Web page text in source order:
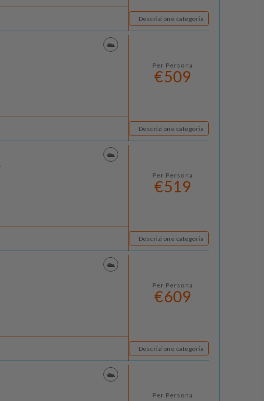
Descrizione categoria
Per Persona
€509
Descrizione categoria
Per Persona
€519
Descrizione categoria
Per Persona
€609
Descrizione categoria
Per Persona